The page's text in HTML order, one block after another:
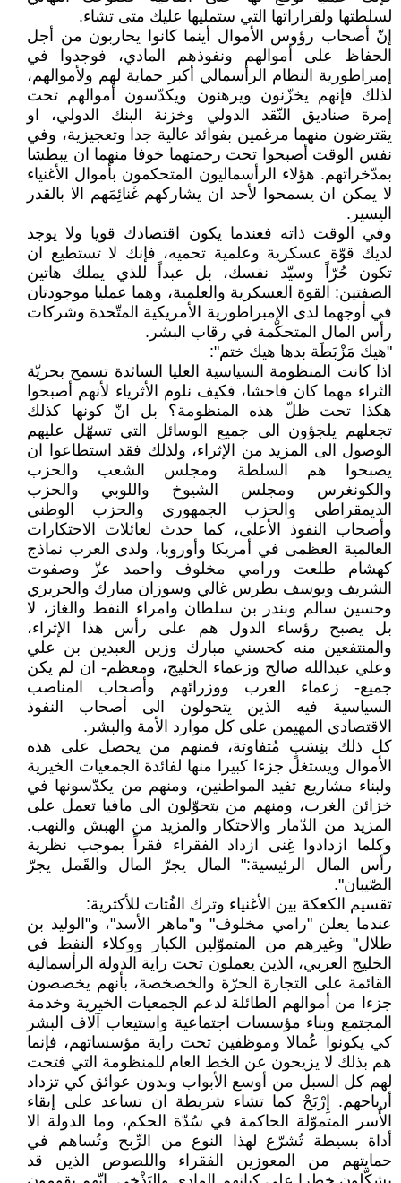
لسلطتها ولقراراتها التي ستمليها عليك متى تشاء.
إنّ أصحاب رؤوس الأموال أينما كانوا يحاربون من أجل
الحفاظ على أموالهم ونفوذهم المادي، فوجدوا في
إمبراطورية النظام الرأسمالي أكبر حماية لهم ولأموالهم،
لذلك فإنهم يخزّنون ويرهنون ويكدّسون أموالهم تحت
إمرة صناديق النّقد الدولي وخزنة البنك الدولي، او
يقترضون منهما مرغمين بفوائد عالية جدا وتعجيزية، وفي
نفس الوقت أصبحوا تحت رحمتهما خوفا منهما ان يبطشا
بمدّخراتهم. هؤلاء الرأسماليون المتحكمون بأموال الأغنياء
لا يمكن ان يسمحوا لأحد ان يشاركهم غَنائِمَهم الا بالقدر
اليسير.
وفي الوقت ذاته فعندما يكون اقتصادك قويا ولا يوجد
لديك قوّة عسكرية وعلمية تحميه، فإنك لا تستطيع ان
تكون حُرّاً وسيّد نفسك، بل عبداً للذي يملك هاتين
الصفتين: القوة العسكرية والعلمية، وهما عمليا موجودتان
في أوجهما لدى الإمبراطورية الأمريكية المتّحدة وشركات
رأس المال المتحكّمة في رقاب البشر.
"هيك مَزْبَطَة بدها هيك ختم":
اذا كانت المنظومة السياسية العليا السائدة تسمح بحريّة
الثراء مهما كان فاحشا، فكيف نلوم الأثرياء لأنهم أصبحوا
هكذا تحت ظلّ هذه المنظومة؟ بل انّ كونها كذلك
تجعلهم يلجؤون الى جميع الوسائل التي تسهّل عليهم
الوصول الى المزيد من الإثراء، ولذلك فقد استطاعوا ان
يصبحوا هم السلطة ومجلس الشعب والحزب
والكونغرس ومجلس الشيوخ واللوبي والحزب
الديمقراطي والحزب الجمهوري والحزب الوطني
وأصحاب النفوذ الأعلى، كما حدث لعائلات الاحتكارات
العالمية العظمى في أمريكا وأوروبا، ولدى العرب نماذج
كهشام طلعت ورامي مخلوف واحمد عزّ وصفوت
الشريف ويوسف بطرس غالي وسوزان مبارك والحريري
وحسين سالم وبندر بن سلطان وامراء النفط والغاز، لا
بل يصبح رؤساء الدول هم على رأس هذا الإثراء،
والمنتفعين منه كحسني مبارك وزين العبدين بن علي
وعلي عبدالله صالح وزعماء الخليج، ومعظم- ان لم يكن
جميع- زعماء العرب ووزرائهم وأصحاب المناصب
السياسية فيه الذين يتحولون الى أصحاب النفوذ
الاقتصادي المهيمن على كل موارد الأمة والبشر.
كل ذلك بنِسَبٍ مُتفاوتة، فمنهم من يحصل على هذه
الأموال ويستغل جزءا كبيرا منها لفائدة الجمعيات الخيرية
ولبناء مشاريع تفيد المواطنين، ومنهم من يكدّسونها في
خزائن الغرب، ومنهم من يتحوّلون الى مافيا تعمل على
المزيد من الدّمار والاحتكار والمزيد من الهبش والنهب.
وكلما ازدادوا غِنى ازداد الفقراء فقراً بموجب نظرية
رأس المال الرئيسية:" المال يجرّ المال والقَمل يجرّ
الصّيبان".
تقسيم الكعكة بين الأغنياء وترك الفُتات للأكثرية:
عندما يعلن "رامي مخلوف" و"ماهر الأسد"، و"الوليد بن
طلال" وغيرهم من المتموّلين الكبار ووكلاء النفط في
الخليج العربي، الذين يعملون تحت راية الدولة الرأسمالية
القائمة على التجارة الحرّة والخصخصة، بأنهم يخصصون
جزءا من أموالهم الطائلة لدعم الجمعيات الخيرية وخدمة
المجتمع وبناء مؤسسات اجتماعية واستيعاب آلاف البشر
كي يكونوا عُمالا وموظفين تحت راية مؤسساتهم، فإنما
هم بذلك لا يزيحون عن الخط العام للمنظومة التي فتحت
لهم كل السبل من أوسع الأبواب وبدون عوائق كي تزداد
أرباحهم. إِرْبَحْ كما تشاء شريطة ان تساعد على إبقاء
الأُسر المتموّلة الحاكمة في سُدّة الحكم، وما الدولة الا
أداة بسيطة تُشرّع لهذا النوع من الرِّبح وتُساهم في
حمايتهم من المعوزين الفقراء واللصوص الذين قد